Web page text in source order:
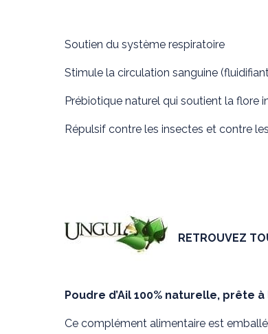
Soutien du système respiratoire
Stimule la circulation sanguine
Prébiotique naturel qui soutient la flore
Répulsif contre les insectes et contre
RETROUVEZ
Poudre d’Ail 100% naturelle, prête
Ce complément alimentaire est